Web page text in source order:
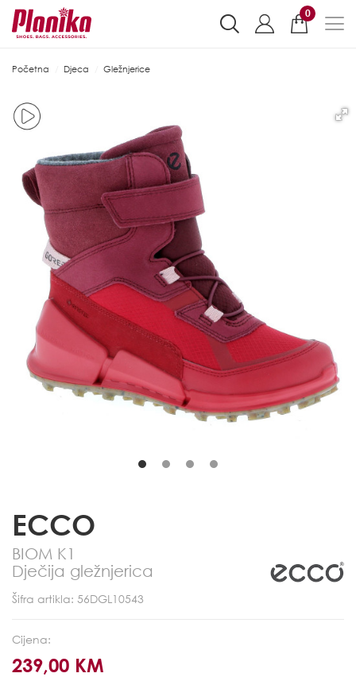
0
Početna Djeca Gležnjerice
ECCO
BIOM K1
Dječija gležnjerica
Šifra artikla: 56DGL10543
Cijena:
239,00 KM